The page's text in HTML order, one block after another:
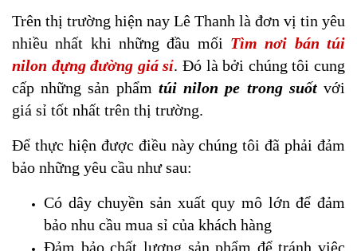
Trên thị trường hiện nay Lê Thanh là đơn vị tin yêu
nhiều nhất khi những đầu mối Tìm nơi bán túi
nilon đựng đường giá sỉ. Đó là bởi chúng tôi cung
cấp những sản phẩm túi nilon pe trong suốt với
giá sỉ tốt nhất trên thị trường.
Để thực hiện được điều này chúng tôi đã phải đảm
bảo những yêu cầu như sau:
Có dây chuyền sản xuất quy mô lớn để đảm
bảo nhu cầu mua sỉ của khách hàng
Đảm bảo chất lượng sản phẩm để tránh việc